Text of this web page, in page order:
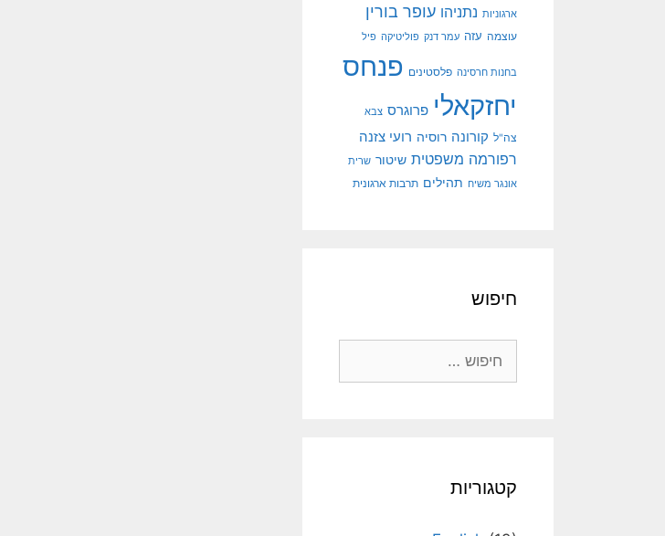
ארגוניות נתניהו עופר בורין
עוצמה עזה עמר דנק פוליטיקה פיל
בחנות חרסינה פלסטינים פנחס
יחזקאלי פרוגרס צבא
צה"ל קורונה רוסיה רועי צזנה
רפורמה משפטית שיטור שרית
אונגר משיח תהילים תרבות ארגונית
חיפוש
קטגוריות